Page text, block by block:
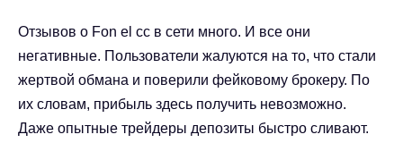
Отзывов о Fon el cc в сети много. И все они
негативные. Пользователи жалуются на то, что стали
жертвой обмана и поверили фейковому брокеру. По
их словам, прибыль здесь получить невозможно.
Даже опытные трейдеры депозиты быстро сливают.